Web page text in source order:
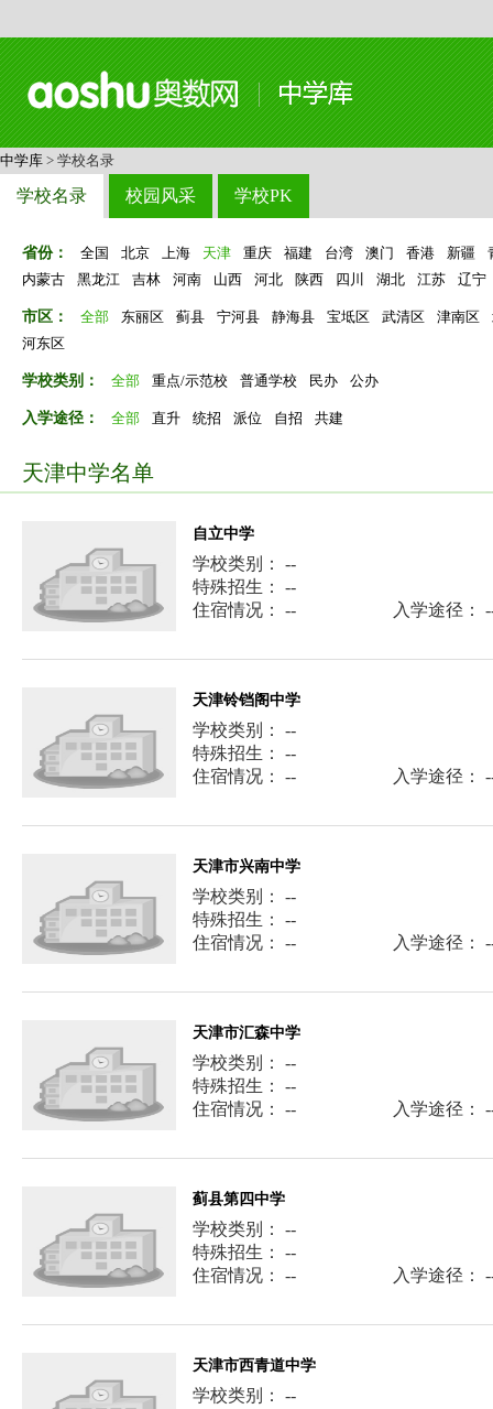
中学库 > 学校名录
学校名录 校园风采 学校PK
省份： 全国 北京 上海 天津 重庆 福建 台湾 澳门 香港 新疆
内蒙古
黑龙江 吉林 河南 山西 河北 陕西 四川 湖北 江苏 辽宁
市区： 全部 东丽区 蓟县 宁河县 静海县 宝坻区 武清区 津南区
河东区
学校类别： 全部 重点/示范校 普通学校 民办 公办
入学途径： 全部 直升 统招 派位 自招 共建
天津中学名单
自立中学
学校类别： --
特殊招生： --
住宿情况： --
入学途径：
天津铃铛阁中学
学校类别： --
特殊招生： --
住宿情况： --
入学途径：
天津市兴南中学
学校类别： --
特殊招生： --
住宿情况： --
入学途径：
天津市汇森中学
学校类别： --
特殊招生： --
住宿情况： --
入学途径：
蓟县第四中学
学校类别： --
特殊招生： --
住宿情况： --
入学途径：
天津市西青道中学
学校类别： --